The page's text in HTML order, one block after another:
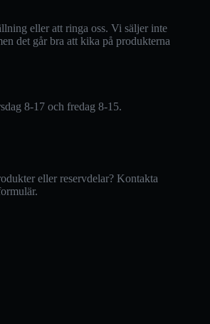
eller att ringa oss. Vi säljer inte
det går bra att kika på produkterna
8-17 och fredag 8-15.
eller reservdelar? Kontakta